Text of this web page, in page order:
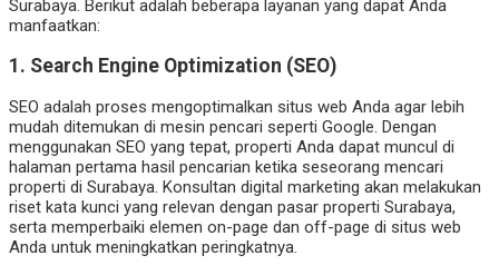
Surabaya. Berikut adalah beberapa layanan yang dapat Anda
manfaatkan:
1. Search Engine Optimization (SEO)
SEO adalah proses mengoptimalkan situs web Anda agar lebih
mudah ditemukan di mesin pencari seperti Google. Dengan
menggunakan SEO yang tepat, properti Anda dapat muncul di
halaman pertama hasil pencarian ketika seseorang mencari
properti di Surabaya. Konsultan digital marketing akan melakukan
riset kata kunci yang relevan dengan pasar properti Surabaya,
serta memperbaiki elemen on-page dan off-page di situs web
Anda untuk meningkatkan peringkatnya.